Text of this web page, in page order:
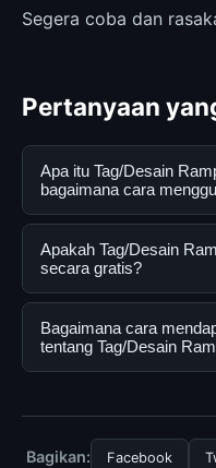
Segera coba dan
Pertanyaan
Apa itu Tag/Desain
bagaimana cara
Tag/Desain Ramping
yang dirancang untuk
mendapatkan
dapat
resmi dan mengikuti
Apakah Tag/Desain
secara gratis?
Ya, Tag/Desain
secara gratis oleh
tersembunyi atau
Bagaimana cara
tentang Tag/Desain
mengunjungi halaman
Bagikan: Facebook